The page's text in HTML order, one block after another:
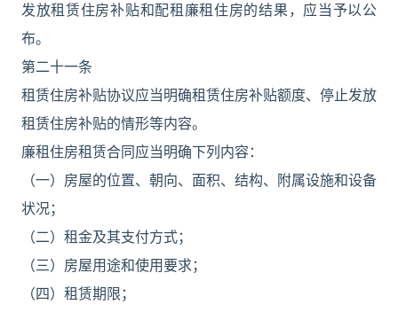
发放租赁住房补贴和配租廉租住房的结果，应当予以公
布。
第二十一条
租赁住房补贴协议应当明确租赁住房补贴额度、停止发放
租赁住房补贴的情形等内容。
廉租住房租赁合同应当明确下列内容：
（一）房屋的位置、朝向、面积、结构、附属设施和设备
状况；
（二）租金及其支付方式；
（三）房屋用途和使用要求；
（四）租赁期限；